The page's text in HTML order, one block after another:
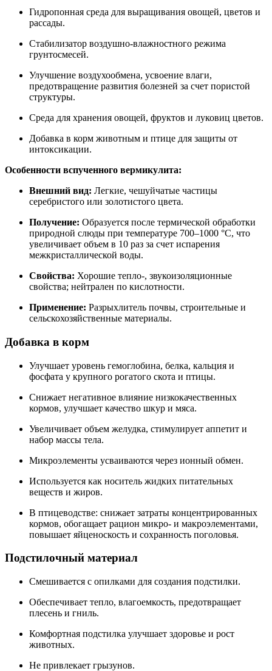
Гидропонная среда для выращивания овощей, цветов и
рассады.
Стабилизатор воздушно-влажностного режима
грунтосмесей.
Улучшение воздухообмена, усвоение влаги,
предотвращение развития болезней за счет пористой
структуры.
Среда для хранения овощей, фруктов и луковиц цветов.
Добавка в корм животным и птице для защиты от
интоксикации.
Особенности вспученного вермикулита:
Внешний вид: Легкие, чешуйчатые частицы
серебристого или золотистого цвета.
Получение: Образуется после термической обработки
природной слюды при температуре 700–1000 °C, что
увеличивает объем в 10 раз за счет испарения
межкристаллической воды.
Свойства: Хорошие тепло-, звукоизоляционные
свойства; нейтрален по кислотности.
Применение: Разрыхлитель почвы, строительные и
сельскохозяйственные материалы.
Добавка в корм
Улучшает уровень гемоглобина, белка, кальция и
фосфата у крупного рогатого скота и птицы.
Снижает негативное влияние низкокачественных
кормов, улучшает качество шкур и мяса.
Увеличивает объем желудка, стимулирует аппетит и
набор массы тела.
Микроэлементы усваиваются через ионный обмен.
Используется как носитель жидких питательных
веществ и жиров.
В птицеводстве: снижает затраты концентрированных
кормов, обогащает рацион микро- и макроэлементами,
повышает яйценоскость и сохранность поголовья.
Подстилочный материал
Смешивается с опилками для создания подстилки.
Обеспечивает тепло, влагоемкость, предотвращает
плесень и гниль.
Комфортная подстилка улучшает здоровье и рост
животных.
Не привлекает грызунов.